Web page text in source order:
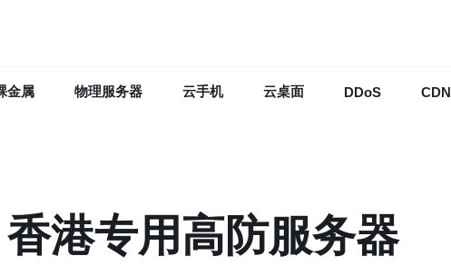
金属 物理服务器 云手机 云桌面 DDoS CDN
香港专用高防服务器